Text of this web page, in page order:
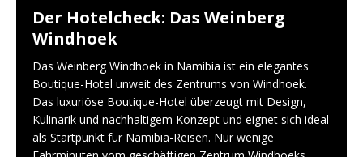
Der Hotelcheck: Das Weinberg
Windhoek
Das Weinberg Windhoek in Namibia ist ein elegantes
Boutique-Hotel unweit des Zentrums von Windhoek.
Das luxuriöse Boutique-Hotel überzeugt mit Design,
Kulinarik und nachhaltigem Konzept und eignet sich ideal
als Startpunkt für Namibia-Reisen. Nur wenige